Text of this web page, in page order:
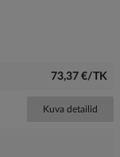
73,37 €/TK
Kuva detailid